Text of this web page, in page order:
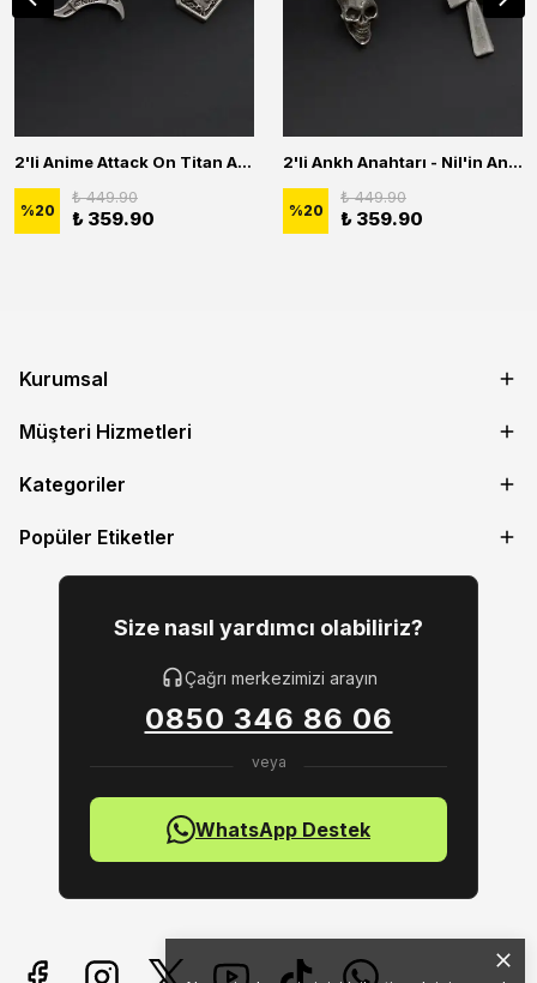
2'li Anime Attack On Titan Acrylic Maria Anime Naruto Erkek Kadın Kolye Seti
%20
₺ 449.90
₺ 359.90
2'li Ankh Anahtarı - Nil'in Anahtarı - Kuru Kafa Erkek Kadın Kolye Seti
%20
₺ 449.90
₺ 359.90
Kurumsal
Müşteri Hizmetleri
Kategoriler
Popüler Etiketler
Size nasıl yardımcı olabiliriz?
Çağrı merkezimizi arayın
0850 346 86 06
WhatsApp Destek